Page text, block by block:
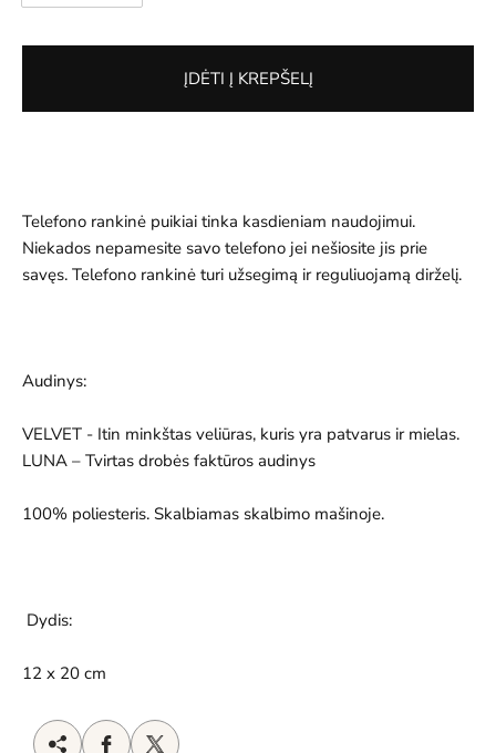
i
ĮDĖTI Į KREPŠELĮ
Telefono rankinė puikiai tinka kasdieniam naudojimui.
Niekados nepamesite savo telefono jei nešiosite jis prie
savęs. Telefono rankinė turi užsegimą ir reguliuojamą dirželį.
Audinys:
VELVET - Itin minkštas veliūras, kuris yra patvarus ir mielas.
LUNA – Tvirtas drobės faktūros audinys
100% poliesteris. Skalbiamas skalbimo mašinoje.
Dydis:
12 x 20 cm